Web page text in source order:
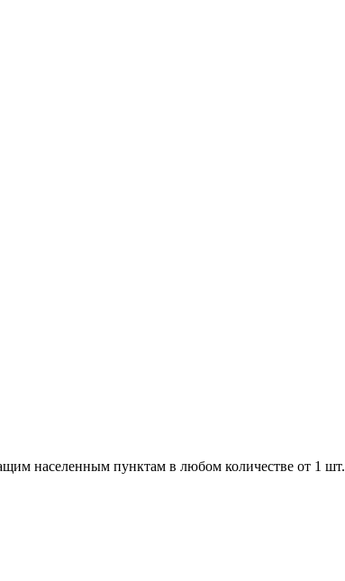
населенным пунктам в любом количестве от 1 шт.